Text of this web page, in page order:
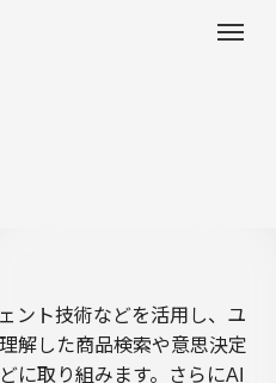
ント技術などを活用し、ユ
解した商品検索や意思決定
に取り組みます。さらにAI